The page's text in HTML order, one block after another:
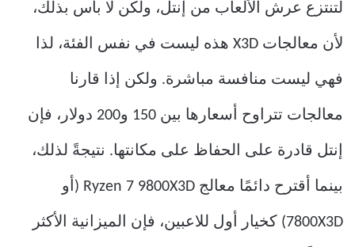
لتنتزع عرش الألعاب من إنتل، ولكن لا بأس بذلك،
لأن معالجات X3D هذه ليست في نفس الفئة، لذا
فهي ليست منافسة مباشرة. ولكن إذا قارنا
معالجات تتراوح أسعارها بين 150 و200 دولار، فإن
إنتل قادرة على الحفاظ على مكانتها. نتيجةً لذلك،
بينما أقترح دائمًا معالج Ryzen 7 9800X3D (أو
7800X3D) كخيار أول للاعبين، فإن الميزانية الأكثر